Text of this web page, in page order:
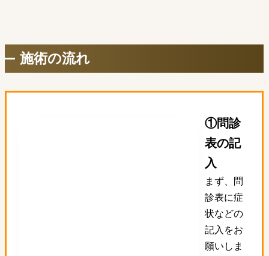
施術の流れ
①問診
表の記
入
まず、問
診表に症
状などの
記入をお
願いしま